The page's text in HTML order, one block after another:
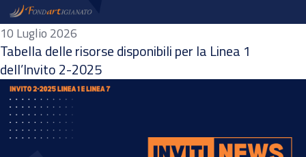
10 Luglio 2026
Tabella delle risorse disponibili per la Linea 1
dell’Invito 2-2025